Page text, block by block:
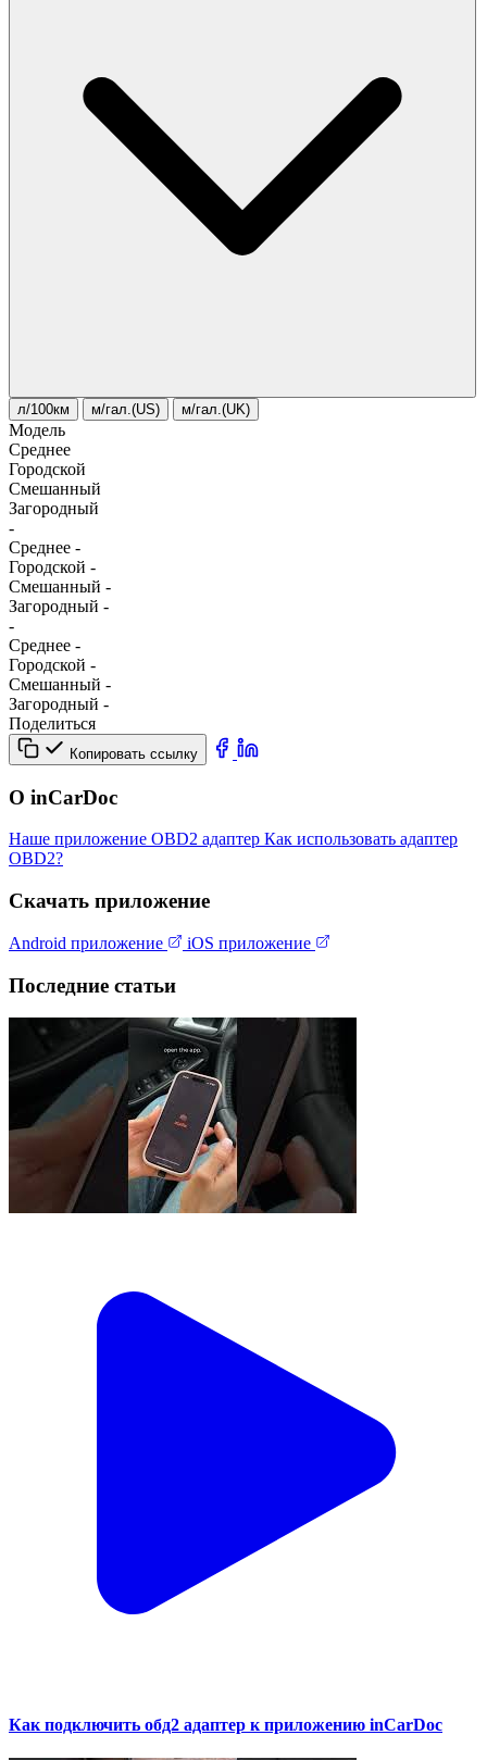
л/100км м/гал.(US) м/гал.(UK)
Модель
Среднее
Городской
Смешанный
Загородный
-
Среднее -
Городской -
Смешанный -
Загородный -
-
Среднее -
Городской -
Смешанный -
Загородный -
Поделиться
Копировать ссылку
О inCarDoc
Наше приложение OBD2 адаптер Как использовать адаптер
OBD2?
Скачать приложение
Android приложение iOS приложение
Последние статьи
Как подключить обд2 адаптер к приложению inCarDoc